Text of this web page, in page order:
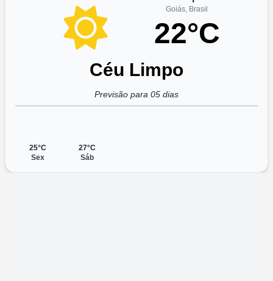
Goiás, Brasil
22°C
Céu Limpo
Previsão para 05 dias
25°C
Sex
27°C
Sáb